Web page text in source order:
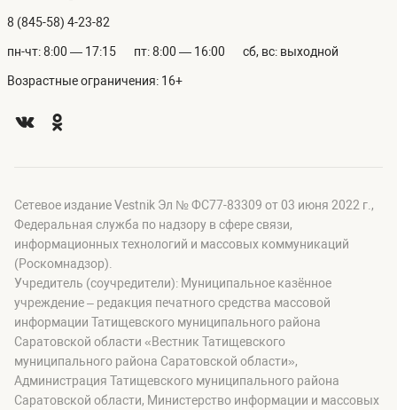
8 (845-58) 4-23-82
пн-чт: 8:00 — 17:15 пт: 8:00 — 16:00 сб, вс: выходной
Возрастные ограничения: 16+
Сетевое издание Vestnik Эл № ФС77-83309 от 03 июня 2022 г.,
Федеральная служба по надзору в сфере связи,
информационных технологий и массовых коммуникаций
(Роскомнадзор).
Учредитель (соучредители): Муниципальное казённое
учреждение – редакция печатного средства массовой
информации Татищевского муниципального района
Саратовской области «Вестник Татищевского
муниципального района Саратовской области»,
Администрация Татищевского муниципального района
Саратовской области, Министерство информации и массовых